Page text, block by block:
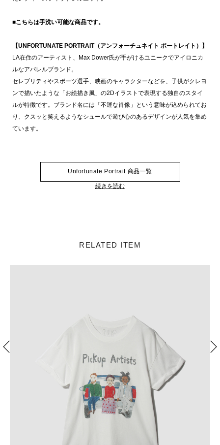
■こちらは手洗い可能な商品です。
【UNFORTUNATE PORTRAIT（アンフォーチュネイト ポートレイト）】
LA在住のアーティスト、Max Dower氏が手がけるユニークでアイロニカ
ルなアパレルブランド。
セレブリティやスポーツ選手、映画のキャラクターなどを、子供がクレヨ
ンで描いたような「お絵描き風」の2Dイラストで表現する独自のスタイ
ルが特徴です。ブランド名には「不運な肖像」という意味が込められてお
り、クスッと笑えるようなシュールで遊び心のあるデザインが人気を集め
ています。
Unfortunate Portrait 商品一覧
続きを読む
RELATED ITEM